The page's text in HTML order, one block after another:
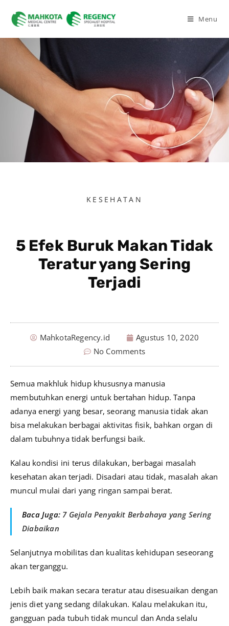
Menu
KESEHATAN
5 Efek Buruk Makan Tidak
Teratur yang Sering
Terjadi
MahkotaRegency.id
Agustus 10, 2020
No Comments
Semua makhluk hidup khususnya manusia
membutuhkan energi untuk bertahan hidup. Tanpa
adanya energi yang besar, seorang manusia tidak akan
bisa melakukan berbagai aktivitas fisik, bahkan organ di
dalam tubuhnya tidak berfungsi baik.
Kalau kondisi ini terus dilakukan, berbagai masalah
kesehatan akan terjadi. Disadari atau tidak, masalah akan
muncul mulai dari yang ringan sampai berat.
Baca Juga: 7 Gejala Penyakit Berbahaya yang Sering
Diabaikan
Selanjutnya mobilitas dan kualitas kehidupan seseorang
akan terganggu.
Lebih baik makan secara teratur atau disesuaikan dengan
jenis diet yang sedang dilakukan. Kalau melakukan itu,
gangguan pada tubuh tidak muncul dan Anda selalu